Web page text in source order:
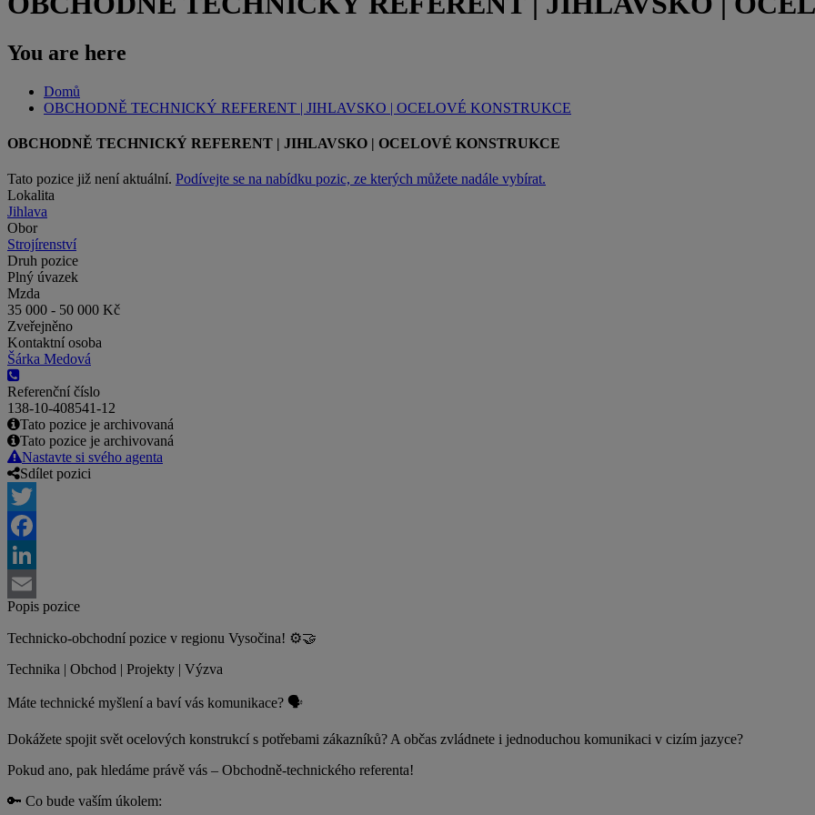
You are here
Domů
OBCHODNĚ TECHNICKÝ REFERENT | JIHLAVSKO | OCELOVÉ KONSTRUKCE
OBCHODNĚ TECHNICKÝ REFERENT | JIHLAVSKO | OCELOVÉ KONSTRUKCE
Tato pozice již není aktuální. Podívejte se na nabídku pozic, ze kterých můžete nadále vybírat.
Lokalita
Jihlava
Obor
Strojírenství
Druh pozice
Plný úvazek
Mzda
35 000 - 50 000 Kč
Zveřejněno
Kontaktní osoba
Šárka Medová
Referenční číslo
138-10-408541-12
Tato pozice je archivovaná
Tato pozice je archivovaná
Nastavte si svého agenta
Sdílet pozici
Twitter
Facebook
LinkedIn
Email
Popis pozice
Technicko-obchodní pozice v regionu Vysočina! ⚙️🤝
Technika | Obchod | Projekty | Výzva
Máte technické myšlení a baví vás komunikace? 🗣️
Dokážete spojit svět ocelových konstrukcí s potřebami zákazníků? A občas zvládnete i jednoduchou komunikaci v cizím jazyce?
Pokud ano, pak hledáme právě vás – Obchodně-technického referenta!
🔑 Co bude vaším úkolem: